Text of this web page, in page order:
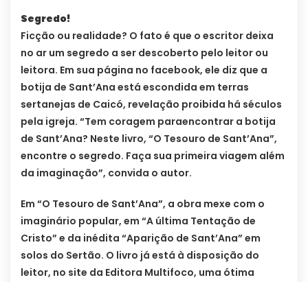
Segredo!
Ficção ou realidade? O fato é que o escritor deixa
no ar um segredo a ser descoberto pelo leitor ou
leitora. Em sua página no facebook, ele diz que a
botija de Sant’Ana está escondida em terras
sertanejas de Caicó, revelação proibida há séculos
pela igreja. “Tem coragem paraencontrar a botija
de Sant’Ana? Neste livro, “O Tesouro de Sant’Ana”,
encontre o segredo. Faça sua primeira viagem além
da imaginação”, convida o autor.
Em “O Tesouro de Sant’Ana”, a obra mexe com o
imaginário popular, em “A última Tentação de
Cristo” e da inédita “Aparição de Sant’Ana” em
solos do Sertão. O livro já está à disposição do
leitor, no site da Editora Multifoco, uma ótima